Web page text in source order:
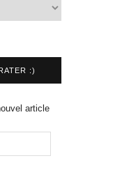
:)
article